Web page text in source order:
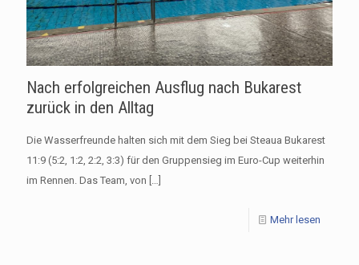
Nach erfolgreichen Ausflug nach Bukarest
zurück in den Alltag
Die Wasserfreunde halten sich mit dem Sieg bei Steaua Bukarest
11:9 (5:2, 1:2, 2:2, 3:3) für den Gruppensieg im Euro-Cup weiterhin
im Rennen. Das Team, von […]
Mehr lesen